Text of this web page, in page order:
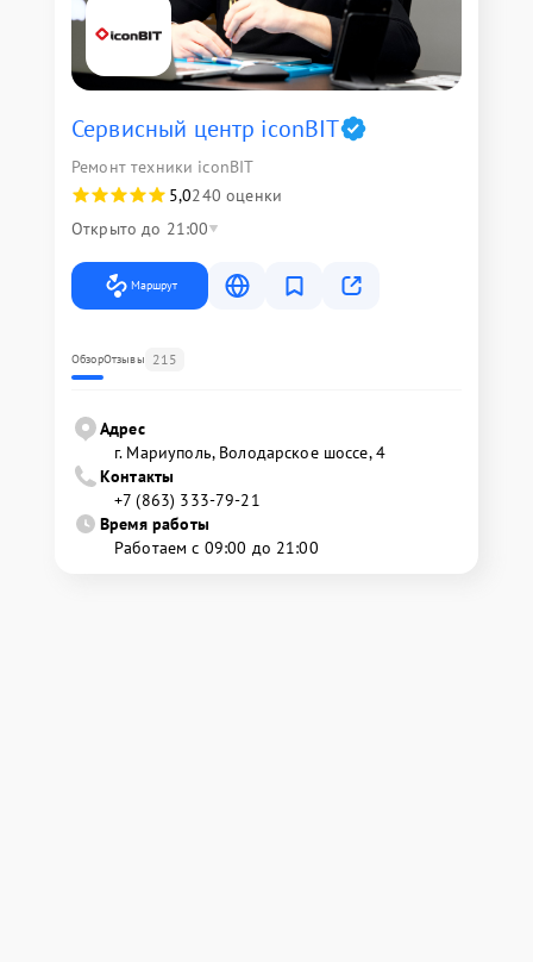
Сервисный центр iconBIT
Ремонт техники iconBIT
5,0240 оценки
Открыто до 21:00
Маршрут
ОбзорОтзывы 215
Адрес
г. Мариуполь, Володарское шоссе, 4
Контакты
+7 (863) 333-79-21
Время работы
Работаем с 09:00 до 21:00